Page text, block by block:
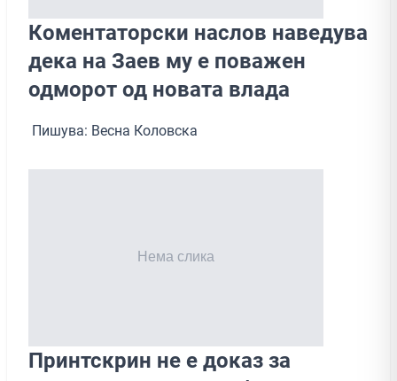
Коментаторски наслов наведува
дека на Заев му е поважен
одморот од новата влада
Пишува: Весна Коловска
Принтскрин не е доказ за